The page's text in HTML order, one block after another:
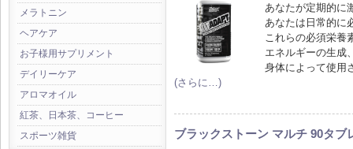
メラトニン
ヘアケア
お子様用サプリメント
デイリーケア
アロマオイル
紅茶、日本茶、コーヒー
スポーツ雑貨
あなたが定期的に
あなたは日常的に
これらの必須栄養
エネルギーの生成
身体によって使用
(さらに…)
ブラックストーン マルチ 90タブ